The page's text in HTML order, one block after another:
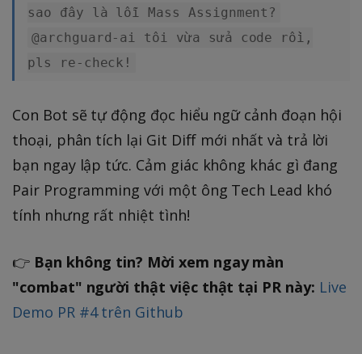
sao đây là lỗi Mass Assignment?
@archguard-ai tôi vừa sửa code rồi,
pls re-check!
Con Bot sẽ tự động đọc hiểu ngữ cảnh đoạn hội
thoại, phân tích lại Git Diff mới nhất và trả lời
bạn ngay lập tức. Cảm giác không khác gì đang
Pair Programming với một ông Tech Lead khó
tính nhưng rất nhiệt tình!
👉 Bạn không tin? Mời xem ngay màn
"combat" người thật việc thật tại PR này: Live
Demo PR #4 trên Github